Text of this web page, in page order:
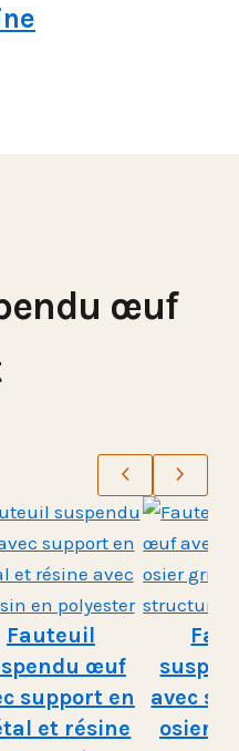
œuf
Fauteuil
œuf
support en
et résine
avec
osier